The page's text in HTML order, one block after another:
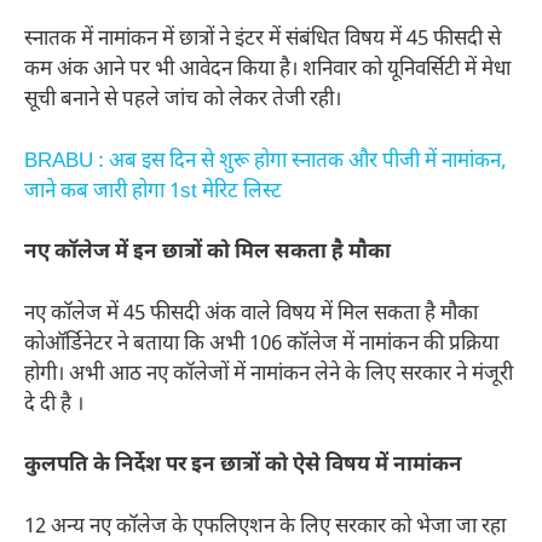
स्नातक में नामांकन में छात्रों ने इंटर में संबंधित विषय में 45 फीसदी से
कम अंक आने पर भी आवेदन किया है। शनिवार को यूनिवर्सिटी में मेधा
सूची बनाने से पहले जांच को लेकर तेजी रही।
BRABU : अब इस दिन से शुरू होगा स्नातक और पीजी में नामांकन,
जाने कब जारी होगा 1st मेरिट लिस्ट
नए कॉलेज में इन छात्रों को मिल सकता है मौका
नए कॉलेज में 45 फीसदी अंक वाले विषय में मिल सकता है मौका
कोऑर्डिनेटर ने बताया कि अभी 106 कॉलेज में नामांकन की प्रक्रिया
होगी। अभी आठ नए कॉलेजों में नामांकन लेने के लिए सरकार ने मंजूरी
दे दी है ।
कुलपति के निर्देश पर इन छात्रों को ऐसे विषय में नामांकन
12 अन्य नए कॉलेज के एफलिएशन के लिए सरकार को भेजा जा रहा